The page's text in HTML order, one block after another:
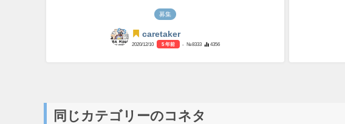
募集
caretaker
2020/12/10 5 年前 - №8333 4356
同じカテゴリーのコネタ